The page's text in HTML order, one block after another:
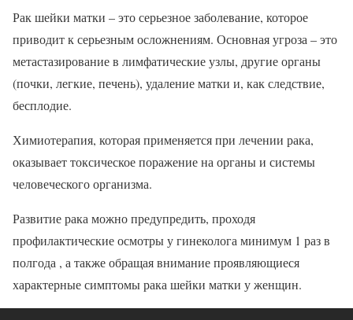
Рак шейки матки – это серьезное заболевание, которое
приводит к серьезным осложнениям. Основная угроза – это
метастазирование в лимфатические узлы, другие органы
(почки, легкие, печень), удаление матки и, как следствие,
бесплодие.
Химиотерапия, которая применяется при лечении рака,
оказывает токсическое поражение на органы и системы
человеческого организма.
Развитие рака можно предупредить, проходя
профилактические осмотры у гинеколога минимум 1 раз в
полгода , а также обращая внимание проявляющиеся
характерные симптомы рака шейки матки у женщин.